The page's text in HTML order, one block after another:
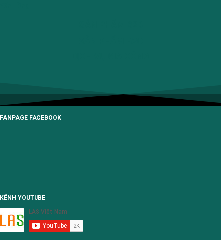
FANPAGE FACEBOOK
KÊNH YOUTUBE